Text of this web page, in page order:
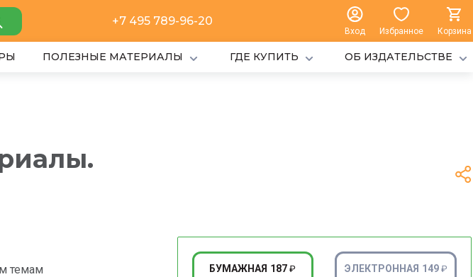
+7 495 789-96-20
Вход Избранное Корзина
ПОЛЕЗНЫЕ МАТЕРИАЛЫ ГДЕ КУПИТЬ ОБ ИЗДАТЕЛЬСТВЕ
темам
БУМАЖНАЯ 187₽ ЭЛЕКТРОННАЯ 149 ₽